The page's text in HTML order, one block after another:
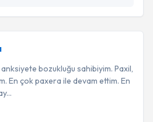
anksiyete bozukluğu sahibiyim. Paxil,
En çok paxera ile devam ettim. En